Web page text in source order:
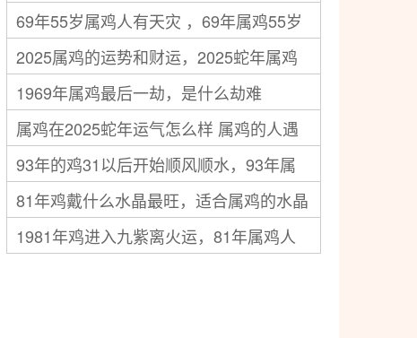
的日期
69年55岁属鸡人有天灾 ，69年属鸡55岁
三大坎坷
2025属鸡的运势和财运，2025蛇年属鸡
人的财运怎么样
1969年属鸡最后一劫，是什么劫难
属鸡在2025蛇年运气怎么样 属鸡的人遇
蛇年运势如何
93年的鸡31以后开始顺风顺水，93年属
鸡人31岁以后发展如何
81年鸡戴什么水晶最旺，适合属鸡的水晶
1981年鸡进入九紫离火运，81年属鸡人